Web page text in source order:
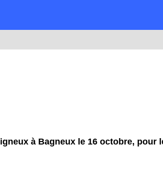
à Bagneux le 16 octobre, pour